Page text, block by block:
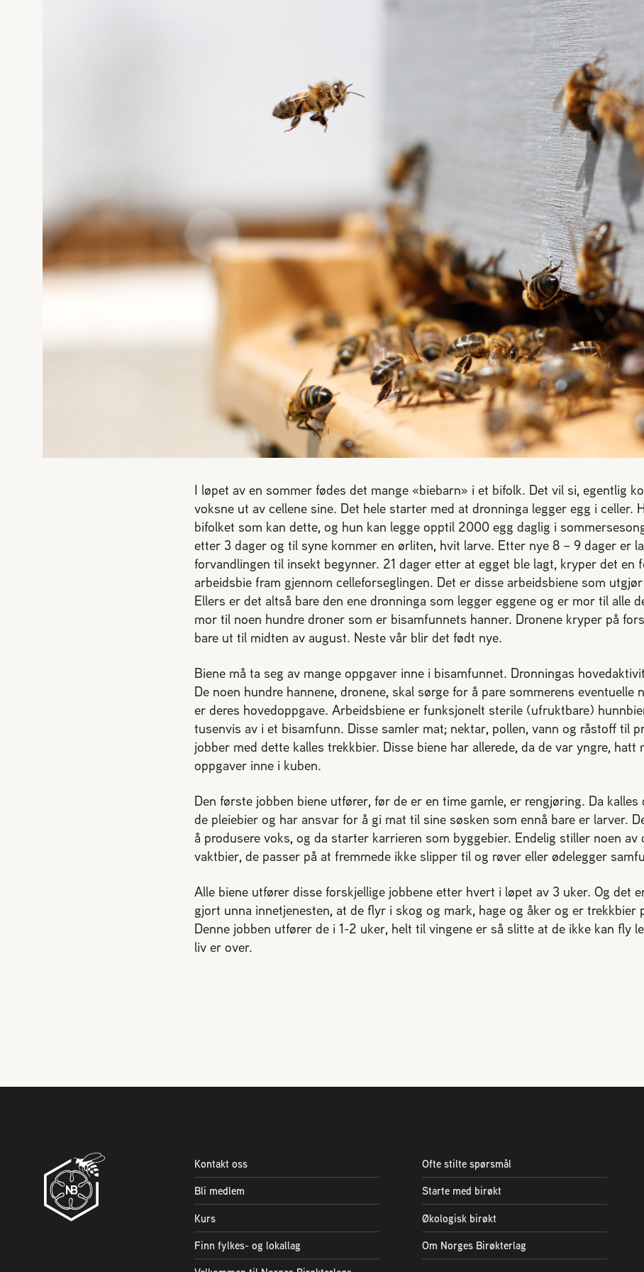
Samarbeidspartnere og
utstyrsleverandører
Sykdommer og skadegjørere
Bli medlem
Sjekkliste for kjøp og salg av bier
Kan jeg importere bier?
Økologisk birøkt
Vi har skiftet medlemssystem!
Gå til rubic.no
Usikker på hvordan du logger inn,
klikk her
KONTAKT
Dampsagveien 14
2004 Lillestrøm
TEL 63 94 20 80
post@norbi.no
I løpet av en sommer fødes det mange «biebarn» i et bifolk. Det vil si, egentlig
voksne ut av cellene sine. Det hele starter med at dronninga legger egg i celler.
bifolket som kan dette, og hun kan legge opptil 2000 egg daglig i
etter 3 dager og til syne kommer en ørliten, hvit larve. Etter nye 8 – 9 dager er
forvandlingen til insekt begynner. 21 dager etter at egget ble lagt, kryper det en
arbeidsbie fram gjennom celleforseglingen. Det er disse arbeidsbiene som
Ellers er det altså bare den ene dronninga som legger eggene og er mor til alle
mor til noen hundre droner som er bisamfunnets hanner. Dronene kryper på
bare ut til midten av august. Neste vår blir det født nye.
Biene må ta seg av mange oppgaver inne i bisamfunnet. Dronningas
De noen hundre hannene, dronene, skal sørge for å pare sommerens eventuelle
er deres hovedoppgave. Arbeidsbiene er funksjonelt sterile (ufruktbare)
tusenvis av i et bisamfunn. Disse samler mat; nektar, pollen, vann og råstoff til
jobber med dette kalles trekkbier. Disse biene har allerede, da de var yngre, hatt
oppgaver inne i kuben.
Den første jobben biene utfører, før de er en time gamle, er rengjøring. Da
de pleiebier og har ansvar for å gi mat til sine søsken som ennå bare er larver.
å produsere voks, og da starter karrieren som byggebier. Endelig stiller noen av
vaktbier, de passer på at fremmede ikke slipper til og røver eller ødelegger
Alle biene utfører disse forskjellige jobbene etter hvert i løpet av 3 uker. Og det
gjort unna innetjenesten, at de flyr i skog og mark, hage og åker og er trekkbier
Denne jobben utfører de i 1-2 uker, helt til vingene er så slitte at de ikke kan fly
liv er over.
Kontakt oss
Bli medlem
Kurs
Finn fylkes- og lokallag
Ofte stilte spørsmål
Starte med birøkt
Økologisk birøkt
Om Norges Birøkterlag